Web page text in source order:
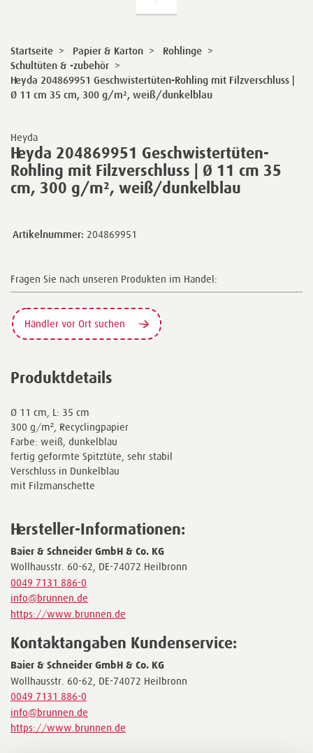
Heyda
Heyda 204869951 Geschwistertüten-
Rohling mit Filzverschluss | Ø 11 cm 35
cm, 300 g/m², weiß/dunkelblau
Startseite > Papier & Karton > Rohlinge >
Schultüten & -zubehör >
Heyda 204869951 Geschwistertüten-Rohling mit Filzverschluss |
Ø 11 cm 35 cm, 300 g/m², weiß/dunkelblau
Artikelnummer: 204869951
Fragen Sie nach unseren Produkten im Handel:
Händler vor Ort suchen
Produktdetails
Ø 11 cm, L: 35 cm
300 g/m², Recyclingpapier
Farbe: weiß, dunkelblau
fertig geformte Spitztüte, sehr stabil
Verschluss in Dunkelblau
mit Filzmanschette
Hersteller-Informationen:
Baier & Schneider GmbH & Co. KG
Wollhausstr. 60-62, DE-74072 Heilbronn
0049 7131 886-0
info@brunnen.de
https://www.brunnen.de
Kontaktangaben Kundenservice:
Baier & Schneider GmbH & Co. KG
Wollhausstr. 60-62, DE-74072 Heilbronn
0049 7131 886-0
info@brunnen.de
https://www.brunnen.de